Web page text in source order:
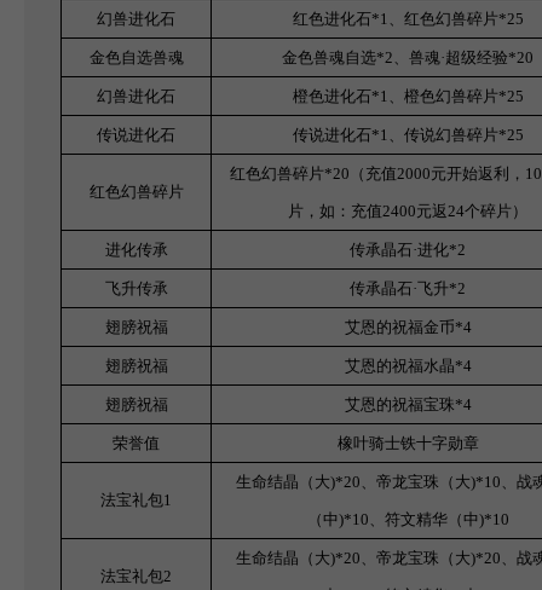
幻兽进化石 红色进化石*1、红色幻兽碎片*25
金色自选兽魂 金色兽魂自选*2、兽魂·超级经验*20
幻兽进化石 橙色进化石*1、橙色幻兽碎片*25
传说进化石 传说进化石*1、传说幻兽碎片*25
红色幻兽碎片
红色幻兽碎片*20（充值2000元开始返利，
片，如：充值2400元返24个碎片）
进化传承 传承晶石·进化*2
飞升传承 传承晶石·飞升*2
翅膀祝福 艾恩的祝福金币*4
翅膀祝福 艾恩的祝福水晶*4
翅膀祝福 艾恩的祝福宝珠*4
荣誉值 橡叶骑士铁十字勋章
法宝礼包1
生命结晶（大)*20、帝龙宝珠（大)*10、战
（中)*10、符文精华（中)*10
法宝礼包2
生命结晶（大)*20、帝龙宝珠（大)*20、战